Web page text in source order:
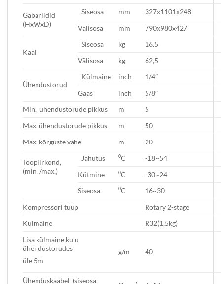
Gabariidid
(HxWxD)
Siseosa mm
327x1101x248
Välisosa
mm 790x980x427
Kaal
Siseosa kg
16.5
Välisosa
kg 62,5
Ühendustorud
Külmaine inch
1/4″
Gaas
inch
5/8″
Min. ühendustorude pikkus
m
5
Max. ühendustorude pikkus
m
50
Max. kõrguste vahe
m 20
Tööpiirkond,
(min. /max.)
Jahutus ⁰C
-18~54
Kütmine
⁰C
-30~24
Siseosa
⁰C
16~30
Kompressori tüüp
Rotary 2-stage
Külmaine
R32(1,5kg)
Lisa külmaine kulu
ühendustorudes
üle 5m
g/m 40
Ühenduskaabel (siseosa-